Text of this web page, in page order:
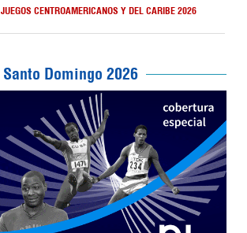
JUEGOS CENTROAMERICANOS Y DEL CARIBE 2026
Santo Domingo 2026